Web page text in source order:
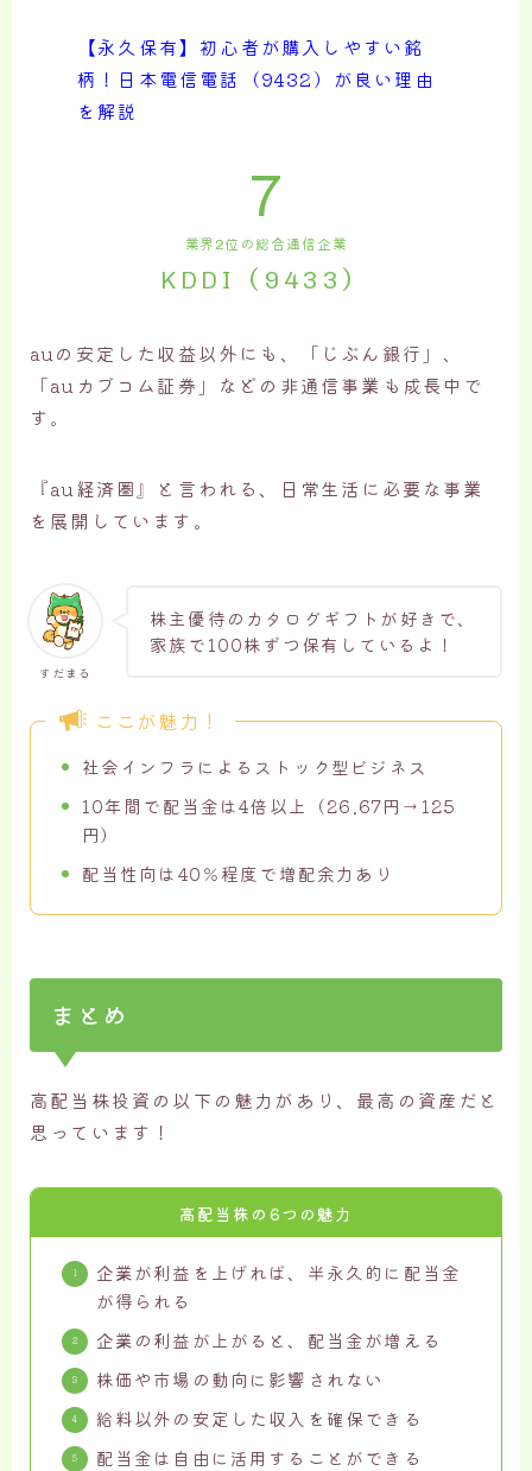
【永久保有】初心者が購入しやすい銘
柄！日本電信電話（9432）が良い理由
を解説
7
業界2位の総合通信企業
KDDI（9433）
auの安定した収益以外にも、「じぶん銀行」、
「auカブコム証券」などの非通信事業も成長中で
す。
『au経済圏』と言われる、日常生活に必要な事業
を展開しています。
すだまる
株主優待のカタログギフトが好きで、
家族で100株ずつ保有しているよ！
ここが魅力！
社会インフラによるストック型ビジネス
10年間で配当金は4倍以上（26.67円→125
円）
配当性向は40％程度で増配余力あり
まとめ
高配当株投資の以下の魅力があり、最高の資産だと
思っています！
高配当株の6つの魅力
企業が利益を上げれば、半永久的に配当金
が得られる
企業の利益が上がると、配当金が増える
株価や市場の動向に影響されない
給料以外の安定した収入を確保できる
配当金は自由に活用することができる